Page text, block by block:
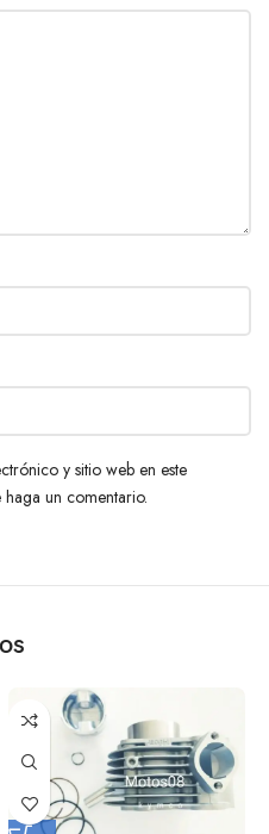
y sitio web en este
un comentario.